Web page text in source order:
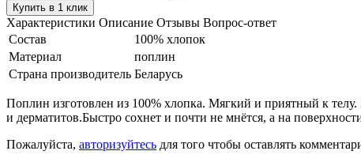
Купить в 1 клик
Характеристики Описание Отзывы Вопрос-ответ
Состав
100% хлопок
Материал
поплин
Страна производитель Беларусь
Поплин изготовлен из 100% хлопка. Мягкий и приятный к
и дерматитов.Быстро сохнет и почти не мнётся, а на
Пожалуйста, авторизуйтесь для того чтобы оставлять